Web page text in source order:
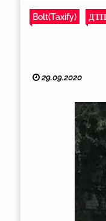
Bolt(Taxify) ДТП
29.09.2020